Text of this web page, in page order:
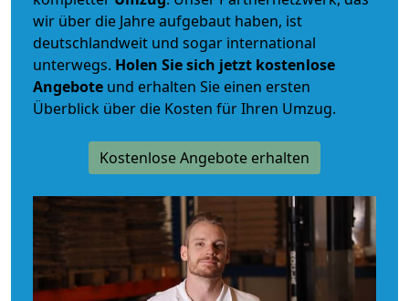
wir über die Jahre aufgebaut haben, ist
deutschlandweit und sogar international
unterwegs. Holen Sie sich jetzt kostenlose
Angebote und erhalten Sie einen ersten
Überblick über die Kosten für Ihren Umzug.
Kostenlose Angebote erhalten